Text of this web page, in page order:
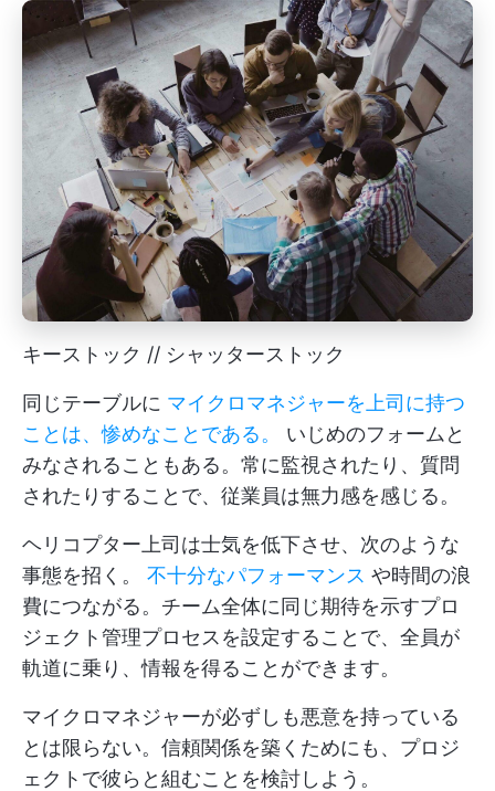
キーストック // シャッターストック
同じテーブルに マイクロマネジャーを上司に持つ
ことは、惨めなことである。
いじめのフォームと
みなされることもある。常に監視されたり、質問
されたりすることで、従業員は無力感を感じる。
ヘリコプター上司は士気を低下させ、次のような
事態を招く。 不十分なパフォーマンス や時間の浪
費につながる。チーム全体に同じ期待を示すプロ
ジェクト管理プロセスを設定することで、全員が
軌道に乗り、情報を得ることができます。
マイクロマネジャーが必ずしも悪意を持っている
とは限らない。信頼関係を築くためにも、プロジ
ェクトで彼らと組むことを検討しよう。